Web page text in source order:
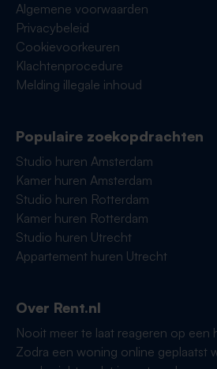
Algemene voorwaarden
Privacybeleid
Cookievoorkeuren
Klachtenprocedure
Melding illegale inhoud
Populaire zoekopdrachten
Studio huren Amsterdam
Kamer huren Amsterdam
Studio huren Rotterdam
Kamer huren Rotterdam
Studio huren Utrecht
Appartement huren Utrecht
Over Rent.nl
Nooit meer te laat reageren op een
Zodra een woning online geplaatst